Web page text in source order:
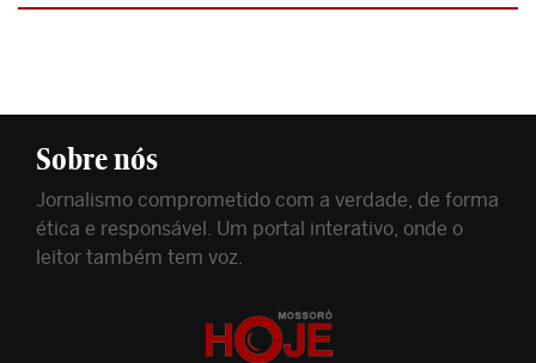
Sobre nós
Jornalismo comprometido com a verdade, de forma
ética e responsável. Um portal interativo, onde o
leitor também tem voz.